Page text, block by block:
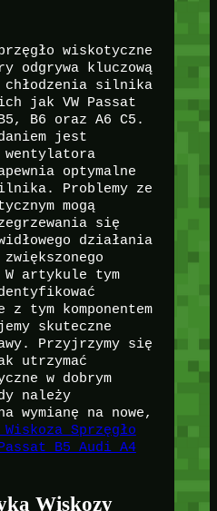
wiskotyczne
odgrywa kluczową
silnika
jak VW Passat
B6 oraz A6 C5.
jest
optymalne
Problemy ze
mogą
się
działania
artykule tym
tym komponentem
skuteczne
Przyjrzymy się
utrzymać
w dobrym
należy
wymianę na nowe,
Wiskoza Sprzęgło
B5 Audi A4
Wiskozy